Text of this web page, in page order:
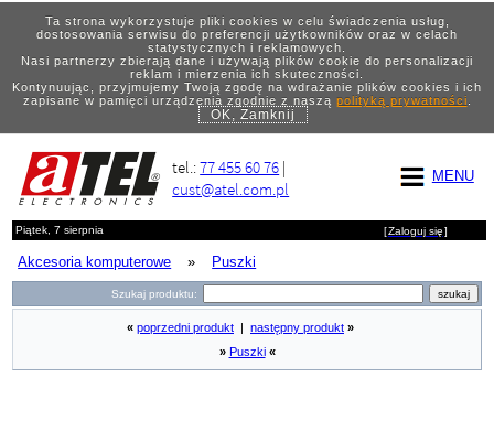
Ta strona wykorzystuje pliki cookies w celu świadczenia usług,
dostosowania serwisu do preferencji użytkowników oraz w celach
statystycznych i reklamowych.
Nasi partnerzy zbierają dane i używają plików cookie do personalizacji
reklam i mierzenia ich skuteczności.
Kontynuując, przyjmujemy Twoją zgodę na wdrażanie plików cookies i ich
zapisane w pamięci urządzenia zgodnie z naszą polityką prywatności.
OK, Zamknij
MENU
tel.:77 455 60 76 |
cust@atel.com.pl
Piątek, 7 sierpnia [Zaloguj się]
Akcesoria komputerowe » Puszki
Szukaj produktu:
« poprzedni produkt następny produkt »
» Puszki «